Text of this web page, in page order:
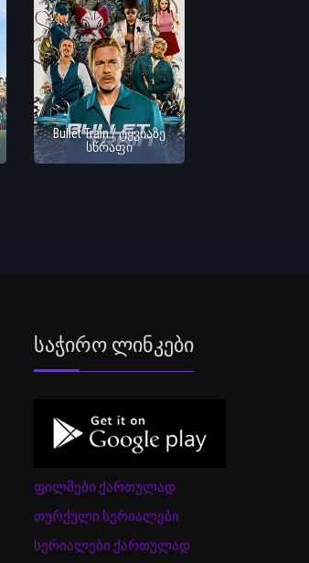
Bullet Train / ტყვიაზე
სწრაფი
Საჭირო Ლინკები
ფილმები ქართულად
თურქული სერიალები
სერიალები ქართულად